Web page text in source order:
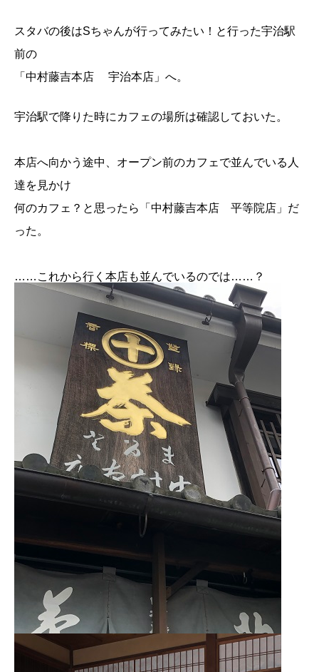
スタバの後はSちゃんが行ってみたい！と行った宇治駅
前の
「中村藤吉本店 宇治本店」へ。
宇治駅で降りた時にカフェの場所は確認しておいた。
本店へ向かう途中、オープン前のカフェで並んでいる人
達を見かけ
何のカフェ？と思ったら「中村藤吉本店 平等院店」だ
った。
……これから行く本店も並んでいるのでは……？